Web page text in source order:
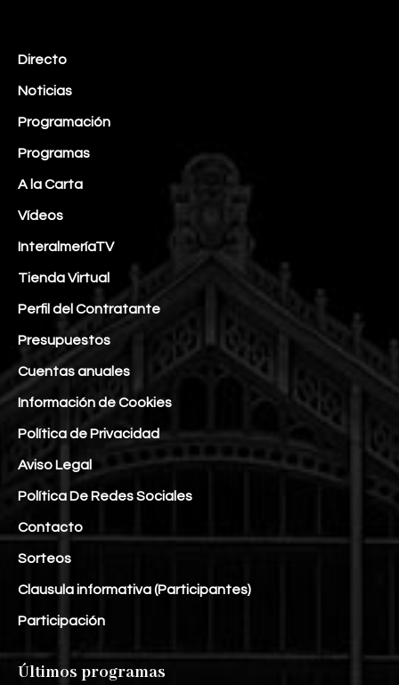
Directo
Noticias
Programación
Programas
A la Carta
Vídeos
InteralmeríaTV
Tienda Virtual
Perfil del Contratante
Presupuestos
Cuentas anuales
Información de Cookies
Política de Privacidad
Aviso Legal
Política De Redes Sociales
Contacto
Sorteos
Clausula informativa (Participantes)
Participación
Últimos programas